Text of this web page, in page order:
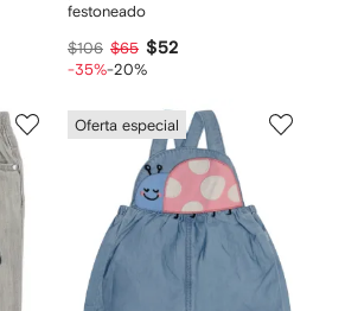
festoneado
$106 $65 $52
-35%-20%
Oferta especial